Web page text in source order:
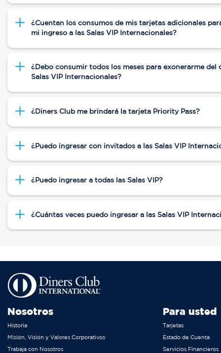
¿Cuentan los consumos de mis tarjetas adicionales
mi ingreso a las Salas VIP Internacionales?
¿Debo consumir todos los meses para exonerarme del
Salas VIP Internacionales?
¿Diners Club me brindará la tarjeta Priority Pass?
¿Puedo ingresar con invitados a las Salas VIP
¿Puedo ingresar a todas las Salas VIP?
¿Cuántas veces puedo ingresar a las Salas VIP
Nosotros
Historia
Misión, Visión y Valores Corporativos
Trabaja con Nosotros
Para usted
Tarjetas
Estado de Cuenta
Servicios Financieros